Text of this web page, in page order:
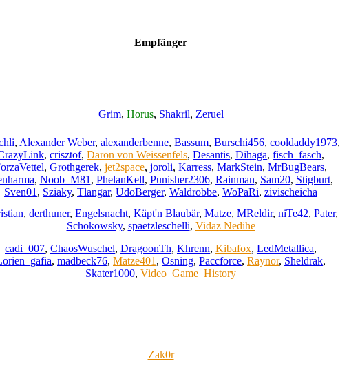
Empfänger
Grim, Horus, Shakril, Zeruel
, Alexander Weber, alexanderbenne, Bassum, Burschi456, cooldaddy1973,
, crisztof, Daron von Weissenfels, Desantis, Dihaga, fisch_fasch,
, Grothgerek, jet2space, joroli, Karress, MarkStein, MrBugBears,
, Noob_M81 , PhelanKell, Punisher2306, Rainman, Sam20, Stigburt,
Sven01 , Sziaky, Tlangar, UdoBerger, Waldrobbe, WoPaRi, zivischeicha
, derthuner, Engelsnacht, Käpt'n Blaubär, Matze, MReldir, niTe42, Pater,
Schokowsky, spaetzleschelli, Vidaz Nedihe
cadi_007, ChaosWuschel, DragoonTh, Khrenn, Kibafox, LedMetallica,
, madbeck76, Matze401 , Osning, Paccforce, Raynor, Sheldrak,
Skater1000, Video_Game_History
Zak0r